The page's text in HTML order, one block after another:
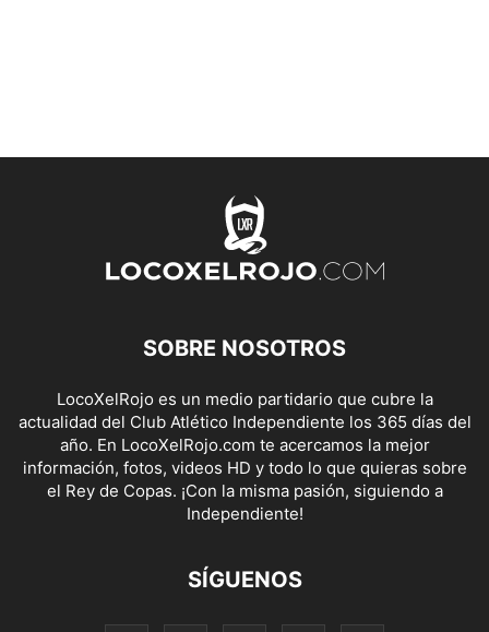
SOBRE NOSOTROS
LocoXelRojo es un medio partidario que cubre la
actualidad del Club Atlético Independiente los 365 días del
año. En LocoXelRojo.com te acercamos la mejor
información, fotos, videos HD y todo lo que quieras sobre
el Rey de Copas. ¡Con la misma pasión, siguiendo a
Independiente!
SÍGUENOS